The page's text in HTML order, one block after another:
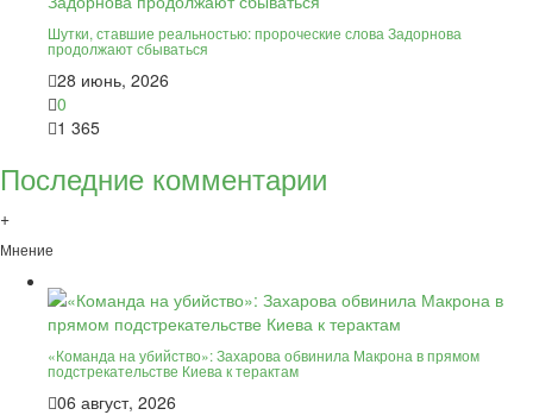
Шутки, ставшие реальностью: пророческие слова Задорнова
продолжают сбываться
28 июнь, 2026
0
1 365
Последние комментарии
+
Мнение
«Команда на убийство»: Захарова обвинила Макрона в прямом
подстрекательстве Киева к терактам
06 август, 2026